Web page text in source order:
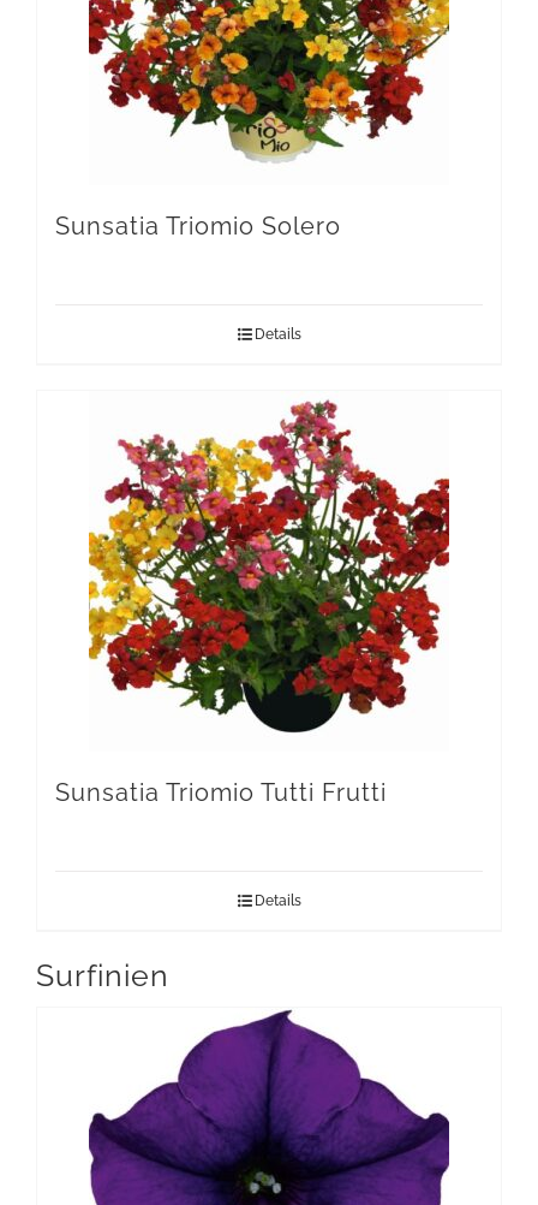
Sunsatia Triomio Solero
Details
Sunsatia Triomio Tutti Frutti
Details
Surfinien